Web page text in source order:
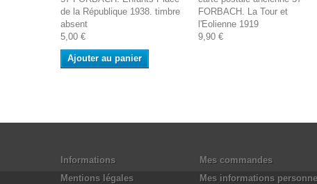
de la République 1938. timbre
absent
5,00 €
Ajouter au panier
FORBACH. La Tour et
l'Eolienne 1919
9,90 €
Informations
Mentions légales
Mes commandes
Mes informations